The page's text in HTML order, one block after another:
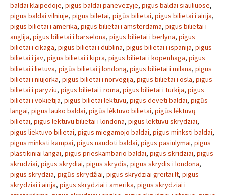
baldai klaipedoje, pigus baldai panevezyje, pigus baldai siauliuose,
pigus baldai vilniuje, pigus biletai, pigūs bilietai, pigus bilietai i airija,
pigus bilietai i amerika, pigus bilietai i amsterdama, pigus bilietai i
anglija, pigus bilietai i barselona, pigus bilietai i berlyna, pigus
bilietai i cikaga, pigus bilietai i dublina, pigus bilietai i ispanija, pigus
bilietai i jav, pigus bilietai i kipra, pigus bilietai i kopenhaga, pigus
bilietai i lietuva, pigūs bilietai į londoną, pigus bilietai i milana, pigus
bilietai i niujorka, pigus bilietai i norvegija, pigus bilietai i osla, pigus
bilietai i paryziu, pigus bilietai i roma, pigus bilietai i turkija, pigus
bilietai i vokietija, pigus bilietai lektuvu, pigus deveti baldai, pigūs
langai, pigus lauko baldai, pigūs lėktuvo bilietai, pigūs lėktuvų
bilietai, pigus lektuvu bilietai i londona, pigus lektuvu skrydziai,
pigus liektuvo bilietai, pigus miegamojo baldai, pigus minksti baldai,
pigus minksti kampai, pigus naudoti baldai, pigus pasiulymai, pigus
plastikiniai langai, pigus prieskambario baldai, pigus skridziai, pigus
skrudziai, pigus skrydiai, pigus skrydis, pigus skrydis i londona,
pigus skrydzia, pigūs skrydžiai, pigus skrydziai greitai.lt, pigus
skrydziai i airija, pigus skrydziai i amerika, pigus skrydziai i